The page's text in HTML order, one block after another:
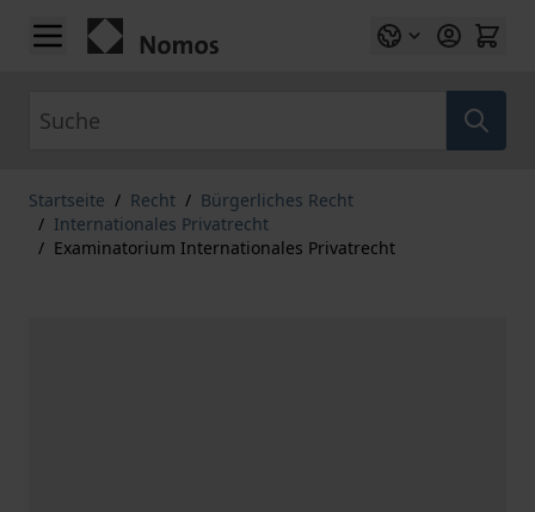
Zum Inhalt springen
Startseite / Recht / Bürgerliches Recht
/ Internationales Privatrecht
/ Examinatorium Internationales Privatrecht